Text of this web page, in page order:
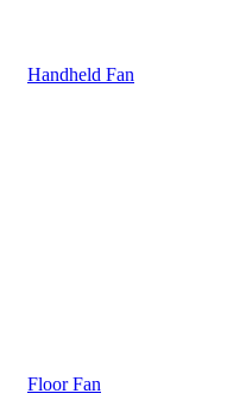
Handheld Fan
Floor Fan